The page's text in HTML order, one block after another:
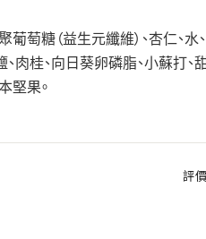
葡萄糖（益生元纖維）、杏仁、
肉桂、向日葵卵磷脂、小蘇打、
堅果。
評價